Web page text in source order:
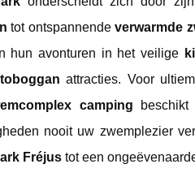
tot ontspannendeverwarmde
hun avonturen in het veilige
attracties. Voor
camping
nooit uw zwemplezier
Fréjus tot een